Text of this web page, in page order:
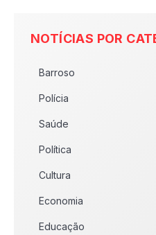
NOTÍCIAS POR
Barroso
Polícia
Saúde
Política
Cultura
Economia
Educação